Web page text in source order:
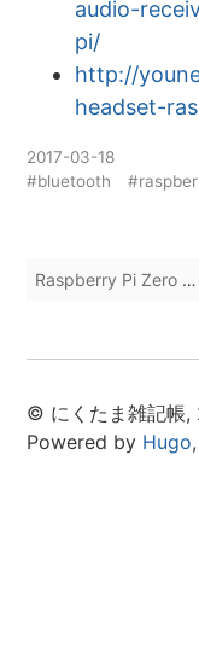
audio-
pi/
http://
headset-
2017-03-18
#bluetooth
Raspberry Pi Zero Wにカメラをつけてみた
© にくたま雑記帳,
Powered by Hugo